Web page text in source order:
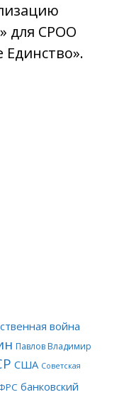
для СРОО
война
Павлов Владимир
США Советская
банковский